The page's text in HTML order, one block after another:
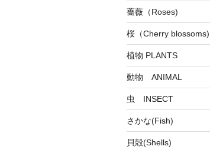
薔薇（Roses)
桜（Cherry blossoms)
植物 PLANTS
動物 ANIMAL
虫 INSECT
さかな(Fish)
貝殻(Shells)